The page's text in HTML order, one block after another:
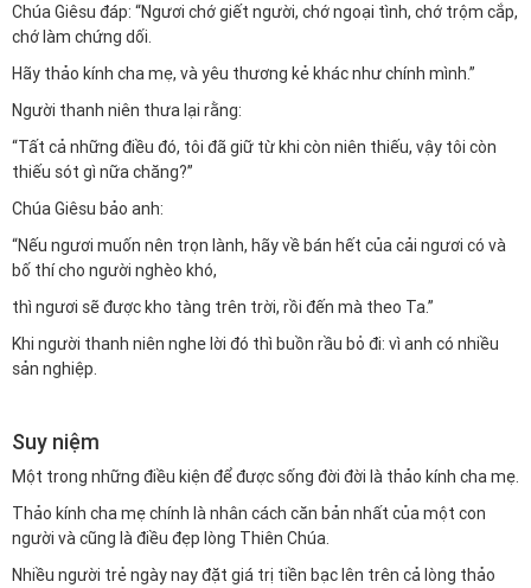
Chúa Giêsu đáp: “Ngươi chớ giết người, chớ ngoại tình, chớ trộm cắp,
chớ làm chứng dối.
Hãy thảo kính cha mẹ, và yêu thương kẻ khác như chính mình.”
Người thanh niên thưa lại rằng:
“Tất cả những điều đó, tôi đã giữ từ khi còn niên thiếu, vậy tôi còn
thiếu sót gì nữa chăng?”
Chúa Giêsu bảo anh:
“Nếu ngươi muốn nên trọn lành, hãy về bán hết của cải ngươi có và
bố thí cho người nghèo khó,
thì ngươi sẽ được kho tàng trên trời, rồi đến mà theo Ta.”
Khi người thanh niên nghe lời đó thì buồn rầu bỏ đi: vì anh có nhiều
sản nghiệp.
Suy niệm
Một trong những điều kiện để được sống đời đời là thảo kính cha mẹ.
Thảo kính cha mẹ chính là nhân cách căn bản nhất của một con
người và cũng là điều đẹp lòng Thiên Chúa.
Nhiều người trẻ ngày nay đặt giá trị tiền bạc lên trên cả lòng thảo